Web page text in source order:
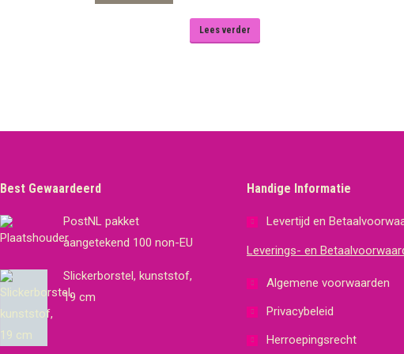
Lees verder
Best Gewaardeerd
PostNL pakket
aangetekend 100 non-EU
Slickerborstel, kunststof,
19 cm
Handige Informatie
Levertijd en
Leverings- en
Algemene voorwaarden
Privacybeleid
Herroepingsrecht